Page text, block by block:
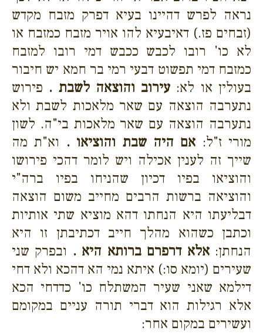
נראה לפרש דהיינו בעיא דפרק מזבח מקדש
(זבחים פז.) דאיבעיא להו אויר מזבח כמזבח או
לא כו' רובו לכבש ככבש דמי רובו למזבח
כמזבח דמי תפשוט דבעי רמי בר חמא יש חיבור
בעולין או לא: עירוב והוצאה לשבת . פירוש
נתערבה הוצאה עם שאר מלאכות לשבת ולא
נתערבה הוצאה עם שאר מלאכות בי"ה. לשון
מורי ז"ל: אם היה שבת והוציאו . וא"ת מה
שייך זה לענין אכילה ויש לומר דהכי פירושו
והוציאו בפיו דכיון שהניחו בפיו ברה"י
והוציאה ברשות הרבים מחייב משום הוצאה
דבליעתו היא הנחתו דהא מוציא שתי אותיות
וכתבן כשהוא מהלך חייב דכתיבתן זו היא
הנחתן:אלא דרפרם ברותא היא . ובפרק שני
שעירים (יומא סו:) איתא נמי הא דהכא ולא דחי
דילמא שאני שעיר המשתלח כו' כדדחי הכא
אלא רגילות הוא דברי תורה עניים במקומם
ועשירים במקום אחר: